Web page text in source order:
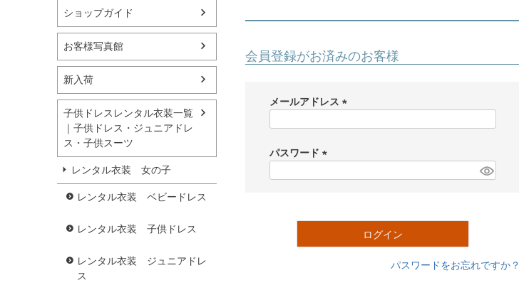
実店舗 つくば店
Tsukuba Boutique
〒 茨城県土浦市大町14-16-1F
営業 10:00–18:00（完全予約制）
定休 月曜日
店舗を予約する →
対応
ショップガイド
お客様写真館
新入荷
子供ドレスレンタル衣装一覧
｜子供ドレス・ジュニアドレ
ス・子供スーツ
レンタル衣装 女の子
レンタル衣装 ベビードレス
レンタル衣装 子供ドレス
レンタル衣装 ジュニアドレ
ス
会員登録がお済みのお客様
メールアドレス
)
パスワード
ログイン
パスワードをお忘れですか？